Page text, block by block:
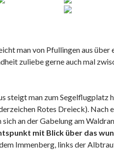
man von Pfullingen aus über
zuliebe gerne auch mal
steigt man zum Segelflugplatz
Rotes Dreieck). Nach
an der Gabelung am
mit Blick über das
Immenberg, links der